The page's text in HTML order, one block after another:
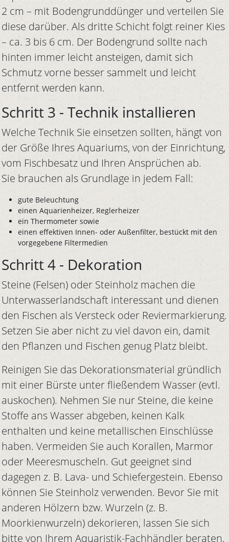
2 cm – mit Bodengrunddünger und verteilen Sie
diese darüber. Als dritte Schicht folgt reiner Kies
– ca. 3 bis 6 cm. Der Bodengrund sollte nach
hinten immer leicht ansteigen, damit sich
Schmutz vorne besser sammelt und leicht
entfernt werden kann.
Schritt 3 - Technik installieren
Welche Technik Sie einsetzen sollten, hängt von
der Größe Ihres Aquariums, von der Einrichtung,
vom Fischbesatz und Ihren Ansprüchen ab.
Sie brauchen als Grundlage in jedem Fall:
gute Beleuchtung
einen Aquarienheizer, Reglerheizer
ein Thermometer sowie
einen effektiven Innen- oder Außenfilter, bestückt mit den
vorgegebene Filtermedien
Schritt 4 - Dekoration
Steine (Felsen) oder Steinholz machen die
Unterwasserlandschaft interessant und dienen
den Fischen als Versteck oder Reviermarkierung.
Setzen Sie aber nicht zu viel davon ein, damit
den Pflanzen und Fischen genug Platz bleibt.
Reinigen Sie das Dekorationsmaterial gründlich
mit einer Bürste unter fließendem Wasser (evtl.
auskochen). Nehmen Sie nur Steine, die keine
Stoffe ans Wasser abgeben, keinen Kalk
enthalten und keine metallischen Einschlüsse
haben. Vermeiden Sie auch Korallen, Marmor
oder Meeresmuscheln. Gut geeignet sind
dagegen z. B. Lava- und Schiefergestein. Ebenso
können Sie Steinholz verwenden. Bevor Sie mit
anderen Hölzern bzw. Wurzeln (z. B.
Moorkienwurzeln) dekorieren, lassen Sie sich
bitte von Ihrem Aquaristik-Fachhändler beraten.